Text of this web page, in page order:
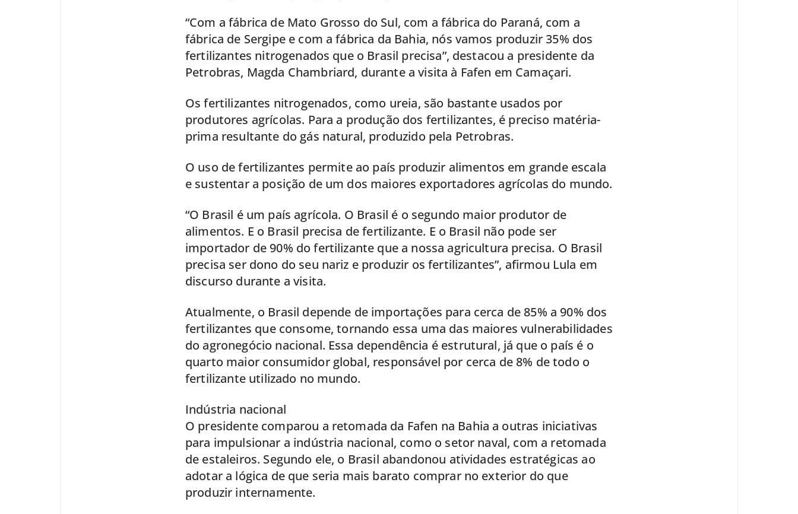
“Com a fábrica de Mato Grosso do Sul, com a fábrica do Paraná, com a
fábrica de Sergipe e com a fábrica da Bahia, nós vamos produzir 35% dos
fertilizantes nitrogenados que o Brasil precisa”, destacou a presidente da
Petrobras, Magda Chambriard, durante a visita à Fafen em Camaçari.
Os fertilizantes nitrogenados, como ureia, são bastante usados por
produtores agrícolas. Para a produção dos fertilizantes, é preciso matéria-
prima resultante do gás natural, produzido pela Petrobras.
O uso de fertilizantes permite ao país produzir alimentos em grande escala
e sustentar a posição de um dos maiores exportadores agrícolas do mundo.
“O Brasil é um país agrícola. O Brasil é o segundo maior produtor de
alimentos. E o Brasil precisa de fertilizante. E o Brasil não pode ser
importador de 90% do fertilizante que a nossa agricultura precisa. O Brasil
precisa ser dono do seu nariz e produzir os fertilizantes”, afirmou Lula em
discurso durante a visita.
Atualmente, o Brasil depende de importações para cerca de 85% a 90% dos
fertilizantes que consome, tornando essa uma das maiores vulnerabilidades
do agronegócio nacional. Essa dependência é estrutural, já que o país é o
quarto maior consumidor global, responsável por cerca de 8% de todo o
fertilizante utilizado no mundo.
Indústria nacional
O presidente comparou a retomada da Fafen na Bahia a outras iniciativas
para impulsionar a indústria nacional, como o setor naval, com a retomada
de estaleiros. Segundo ele, o Brasil abandonou atividades estratégicas ao
adotar a lógica de que seria mais barato comprar no exterior do que
produzir internamente.